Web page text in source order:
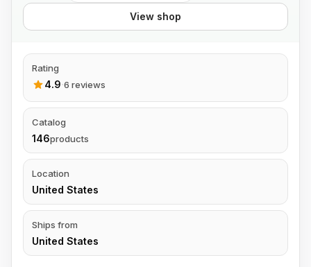
View shop
Rating
4.9·6 reviews
Catalog
146products
Location
United States
Ships from
United States